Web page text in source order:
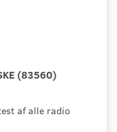
(83560)
af alle radio